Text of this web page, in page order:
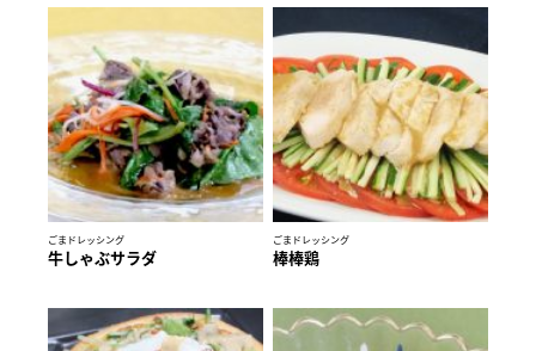
ごまドレッシング
牛しゃぶサラダ
ごまドレッシング
棒棒鶏